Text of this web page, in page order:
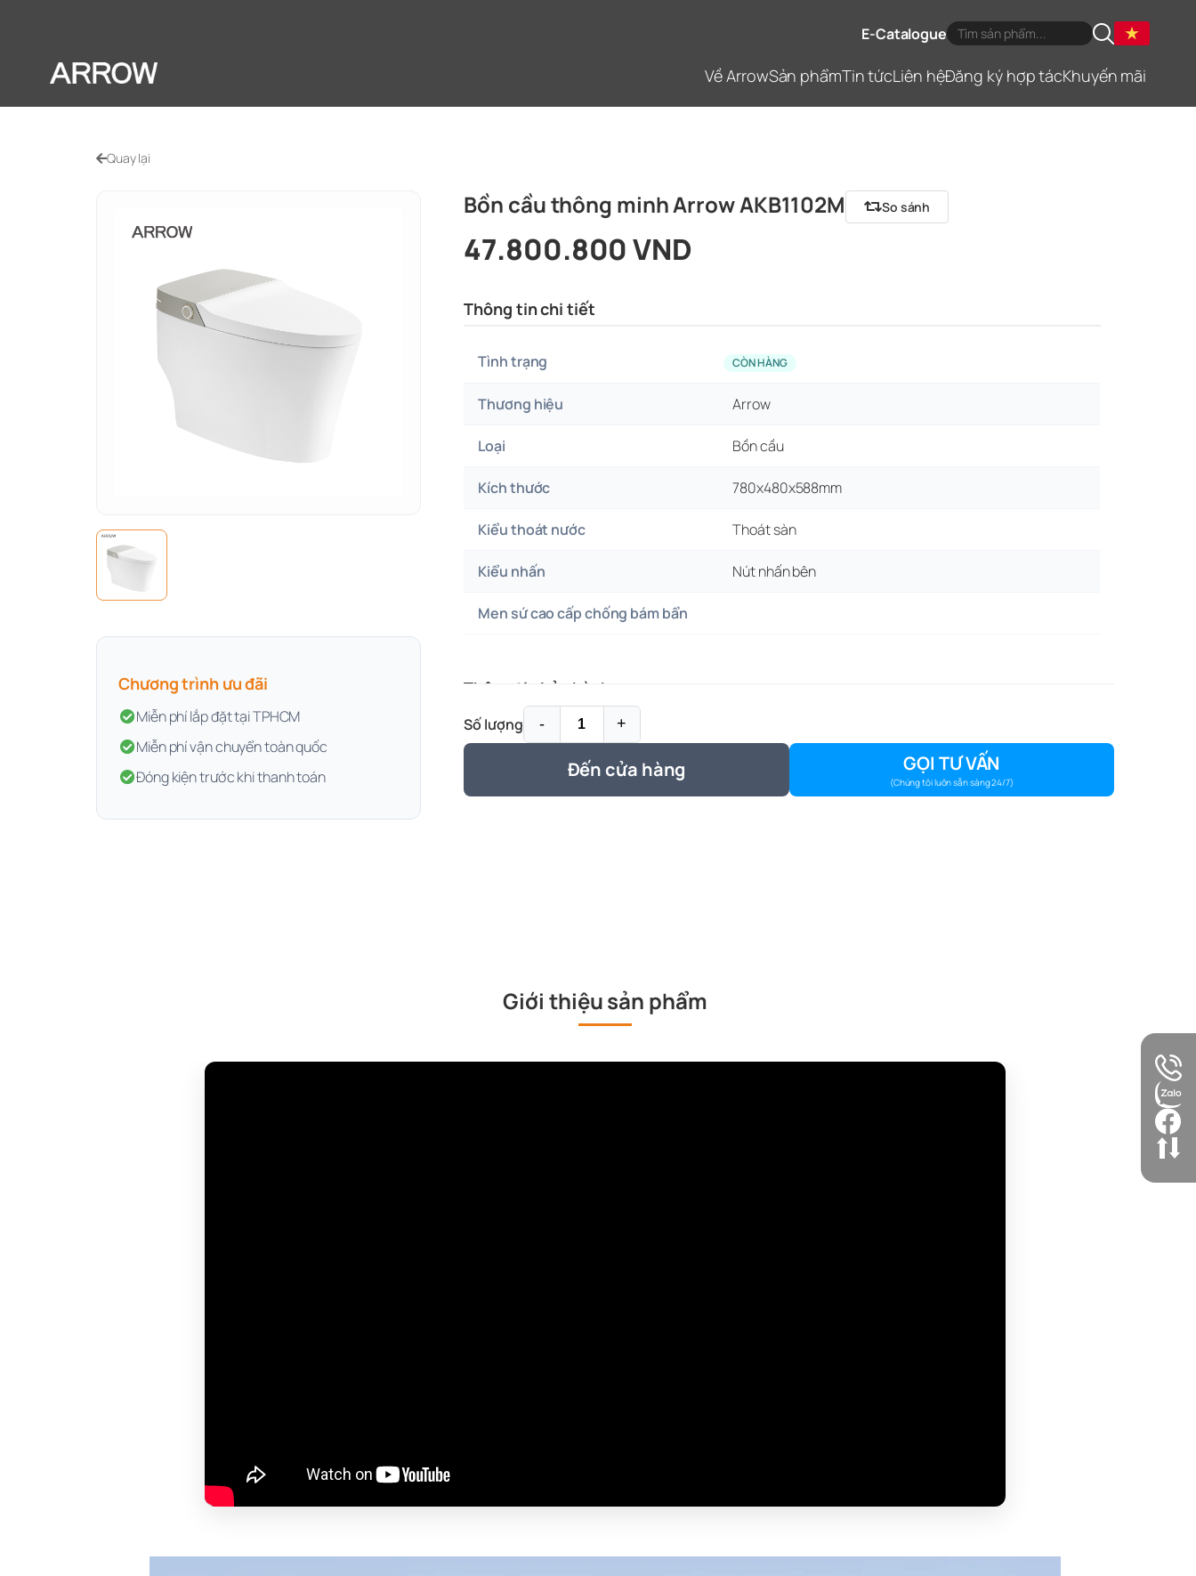
E-Catalogue
Về ArrowSản phẩmTin tứcLiên hệĐăng ký hợp tácKhuyến mãi
Quay lại
Chương trình ưu đãi
Miễn phí lắp đặt tại TPHCM
Miễn phí vận chuyển toàn quốc
Đóng kiện trước khi thanh toán
Bồn cầu thông minh Arrow AKB1102M So sánh
47.800.800 VND
Thông tin chi tiết
Tình trạng CÒN HÀNG
Thương hiệu Arrow
Loại Bồn cầu
Kích thước 780x480x588mm
Kiểu thoát nước Thoát sàn
Kiểu nhấn Nút nhấn bên
Men sứ cao cấp chống bám bẩn
Thông tin bảo hành
Nội dung bảo hành Chi tiết Thời gian bảo hành Đơn vị bảo hành
Chính hãng Arrowhome
Số lượng - +
Đến cửa hàng GỌI TƯ VẤN
(Chúng tôi luôn sẵn sàng 24/7)
Giới thiệu sản phẩm